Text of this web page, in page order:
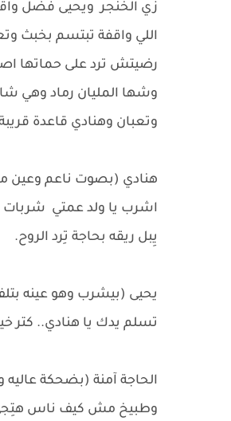
زي الخنجر ويحيى فضل
اللي واقفة تبتسم
رضيتش ترد على حماتها
وشها المليان رماد وهي
وتعبان وهنادي قاعدة
هنادي (بصوت ناعم وعين
اشرب يا ولد عمتي شربات
يِبل ريقه بحاجة تِرد الروح.
يحيى (بيشرب وهو عينه
تسلم يدك يا هنادي.. كتر
الحاجة آمنة (بضحكة عاليه
وطبيخ مش كيف ناس هتِجي